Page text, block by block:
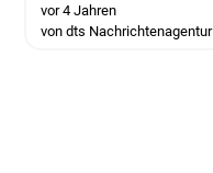
vor 4 Jahren
von dts Nachrichtenagentur